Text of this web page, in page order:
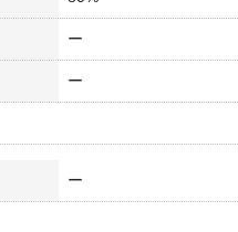
ー
ー
ー